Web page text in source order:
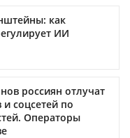
как
ИИ
россиян отлучат
соцсетей по
Операторы